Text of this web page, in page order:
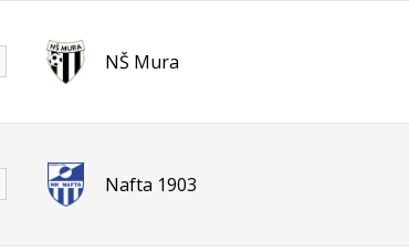
NŠ Mura
Nafta 1903